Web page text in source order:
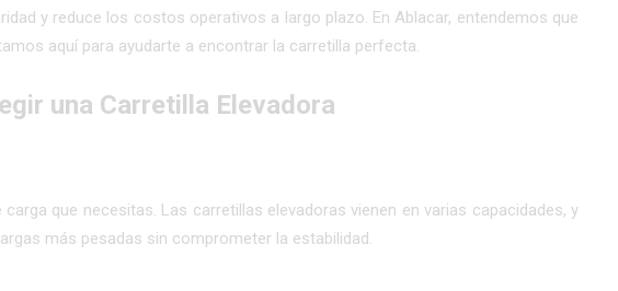
y reduce los costos operativos a largo plazo. EnAblacar, entendemos que
aquí para ayudarte a encontrar la carretilla perfecta.
una Carretilla Elevadora
que necesitas. Las carretillas elevadoras vienen en varias capacidades, y
más pesadas sin comprometer la estabilidad.